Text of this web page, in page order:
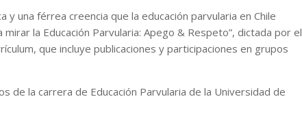
una férrea creencia que la educación parvularia en Chile
la Educación Parvularia: Apego & Respeto”, dictada por el
que incluye publicaciones y participaciones en grupos
de la carrera de Educación Parvularia de la Universidad de